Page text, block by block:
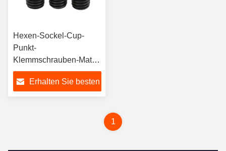
Hexen-Sockel-Cup-
Punkt-
Klemmschrauben-Match
Allen Key Gr12.9
DIN916Erhalten Sie besten
1